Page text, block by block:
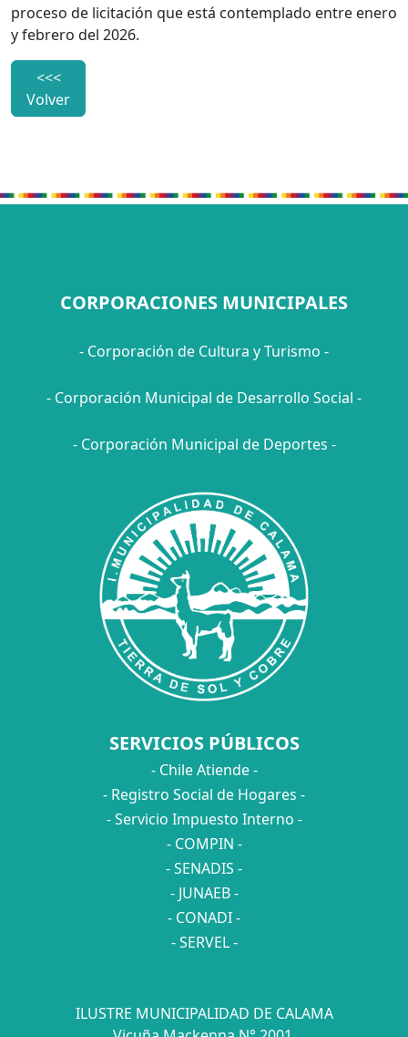
proceso de licitación que está contemplado entre enero
y febrero del 2026.
<<<
Volver
CORPORACIONES MUNICIPALES
- Corporación de Cultura y Turismo -
- Corporación Municipal de Desarrollo Social -
- Corporación Municipal de Deportes -
SERVICIOS PÚBLICOS
- Chile Atiende -
- Registro Social de Hogares -
- Servicio Impuesto Interno -
- COMPIN -
- SENADIS -
- JUNAEB -
- CONADI -
- SERVEL -
ILUSTRE MUNICIPALIDAD DE CALAMA